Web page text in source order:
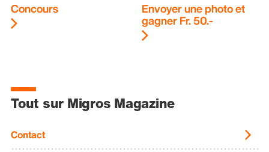
Concours Envoyer une photo et
gagner Fr. 50.-
Tout sur Migros Magazine
Contact